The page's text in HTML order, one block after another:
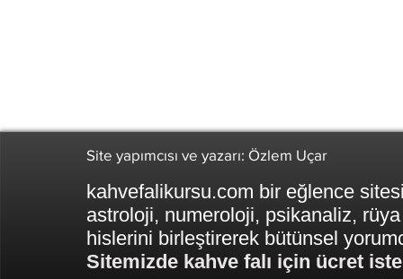
Site yapımcısı ve yazarı: Özlem Uçar
kahvefalikursu.com bir eğlence
astroloji, numeroloji, psikanaliz,
hislerini birleştirerek bütünsel
Sitemizde kahve falı için ücret